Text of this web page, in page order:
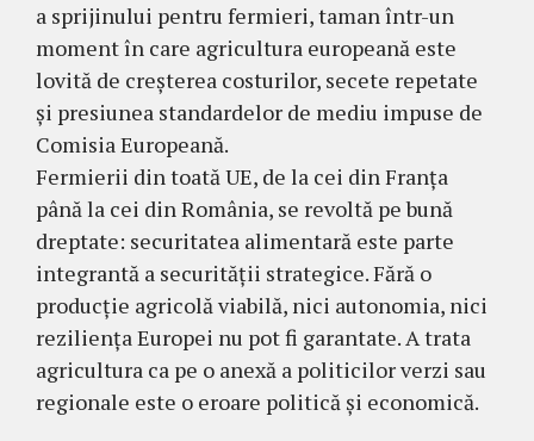
a sprijinului pentru fermieri, taman într-un
moment în care agricultura europeană este
lovită de creșterea costurilor, secete repetate
și presiunea standardelor de mediu impuse de
Comisia Europeană.
Fermierii din toată UE, de la cei din Franța
până la cei din România, se revoltă pe bună
dreptate: securitatea alimentară este parte
integrantă a securității strategice. Fără o
producție agricolă viabilă, nici autonomia, nici
reziliența Europei nu pot fi garantate. A trata
agricultura ca pe o anexă a politicilor verzi sau
regionale este o eroare politică și economică.